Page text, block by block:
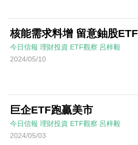
核能需求料增 留意鈾股ETF
今日信報 理財投資 ETF觀察 呂梓毅
2024/05/10
巨企ETF跑贏美市
今日信報 理財投資 ETF觀察 呂梓毅
2024/05/03